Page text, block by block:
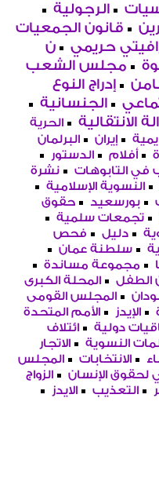
الرجولية
قانون الجمعيات
حريمي
ن
مجلس الشعب
إدراج النوع
الجنسانية
الانتقالية
الحرية
إيران
البرلمان
أفلام
الدستور
في التابوهات
نشرة
النسوية الإسلامية
بورسعيد
حقوق
تجمعات سلمية
دليل
فحص
سلطنة عمان
مجموعة مساندة
الطفل
المحلة الكبرى
المجلس القومى
الإيدز
الأمم المتحدة
دولية
ائتلاف
النسوية
الاتجار
الانتخابات
المجلس
لحقوق الإنسان
الزواج
التعذيب الايدز